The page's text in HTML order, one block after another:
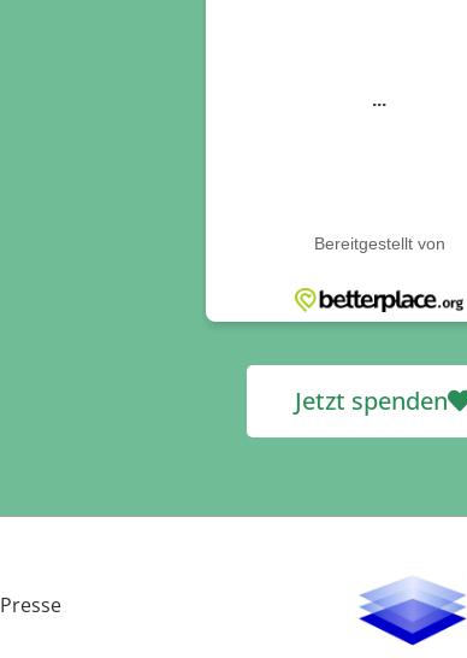
Jetzt spenden
Presse